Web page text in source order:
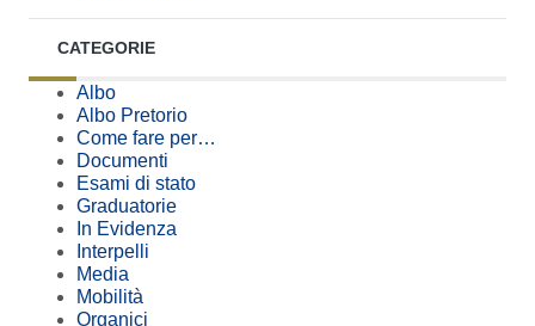
CATEGORIE
Albo
Albo Pretorio
Come fare per…
Documenti
Esami di stato
Graduatorie
In Evidenza
Interpelli
Media
Mobilità
Organici